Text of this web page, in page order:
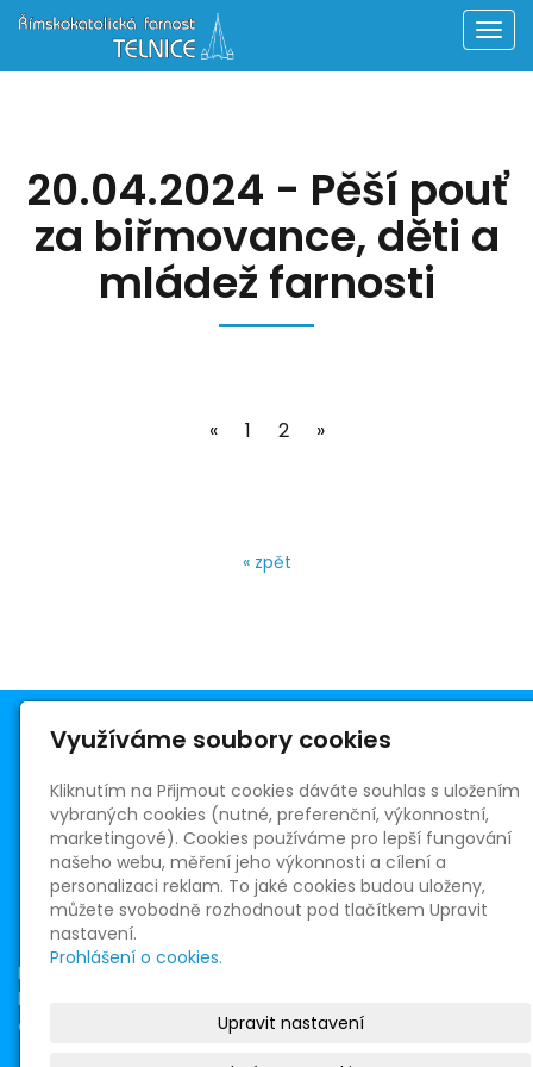
20.04.2024 - Pěší pouť
za biřmovance, děti a
mládež farnosti
« 1 2 »
« zpět
Římskokatolická farnost Telnice
Masarykovo nám. 5
664 59 Telnice
R. D. ICLic. Oldřich Chocholáč, farář
+420 730 526 726
oldrich.chocholac@centrum.cz
IČ: 65266234
bank. spojení 150216392/0300
dat. schránka: 8isvakh
Využíváme soubory cookies
Kliknutím na Přijmout cookies dáváte souhlas s uložením
vybraných cookies (nutné, preferenční, výkonnostní,
marketingové). Cookies používáme pro lepší fungování
našeho webu, měření jeho výkonnosti a cílení a
personalizaci reklam. To jaké cookies budou uloženy,
můžete svobodně rozhodnout pod tlačítkem Upravit
nastavení.
Prohlášení o cookies.
Upravit nastavení